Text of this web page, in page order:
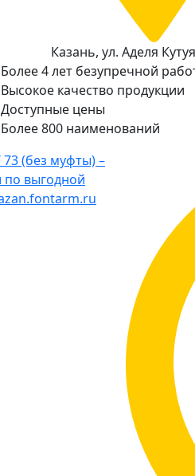
Казань, ул. Аделя
Более 4 лет безупречной
Высокое качество продукции
Доступные цены
Более 800 наименований